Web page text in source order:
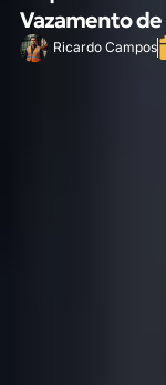
Vazamento de
Ricardo Campos